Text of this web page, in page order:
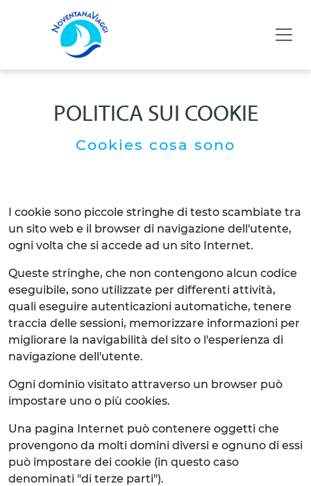
POLITICA SUI COOKIE
Cookies cosa sono
I cookie sono piccole stringhe di testo scambiate tra
un sito web e il browser di navigazione dell'utente,
ogni volta che si accede ad un sito Internet.
Queste stringhe, che non contengono alcun codice
eseguibile, sono utilizzate per differenti attività,
quali eseguire autenticazioni automatiche, tenere
traccia delle sessioni, memorizzare informazioni per
migliorare la navigabilità del sito o l'esperienza di
navigazione dell'utente.
Ogni dominio visitato attraverso un browser può
impostare uno o più cookies.
Una pagina Internet può contenere oggetti che
provengono da molti domini diversi e ognuno di essi
può impostare dei cookie (in questo caso
denominati "di terze parti").